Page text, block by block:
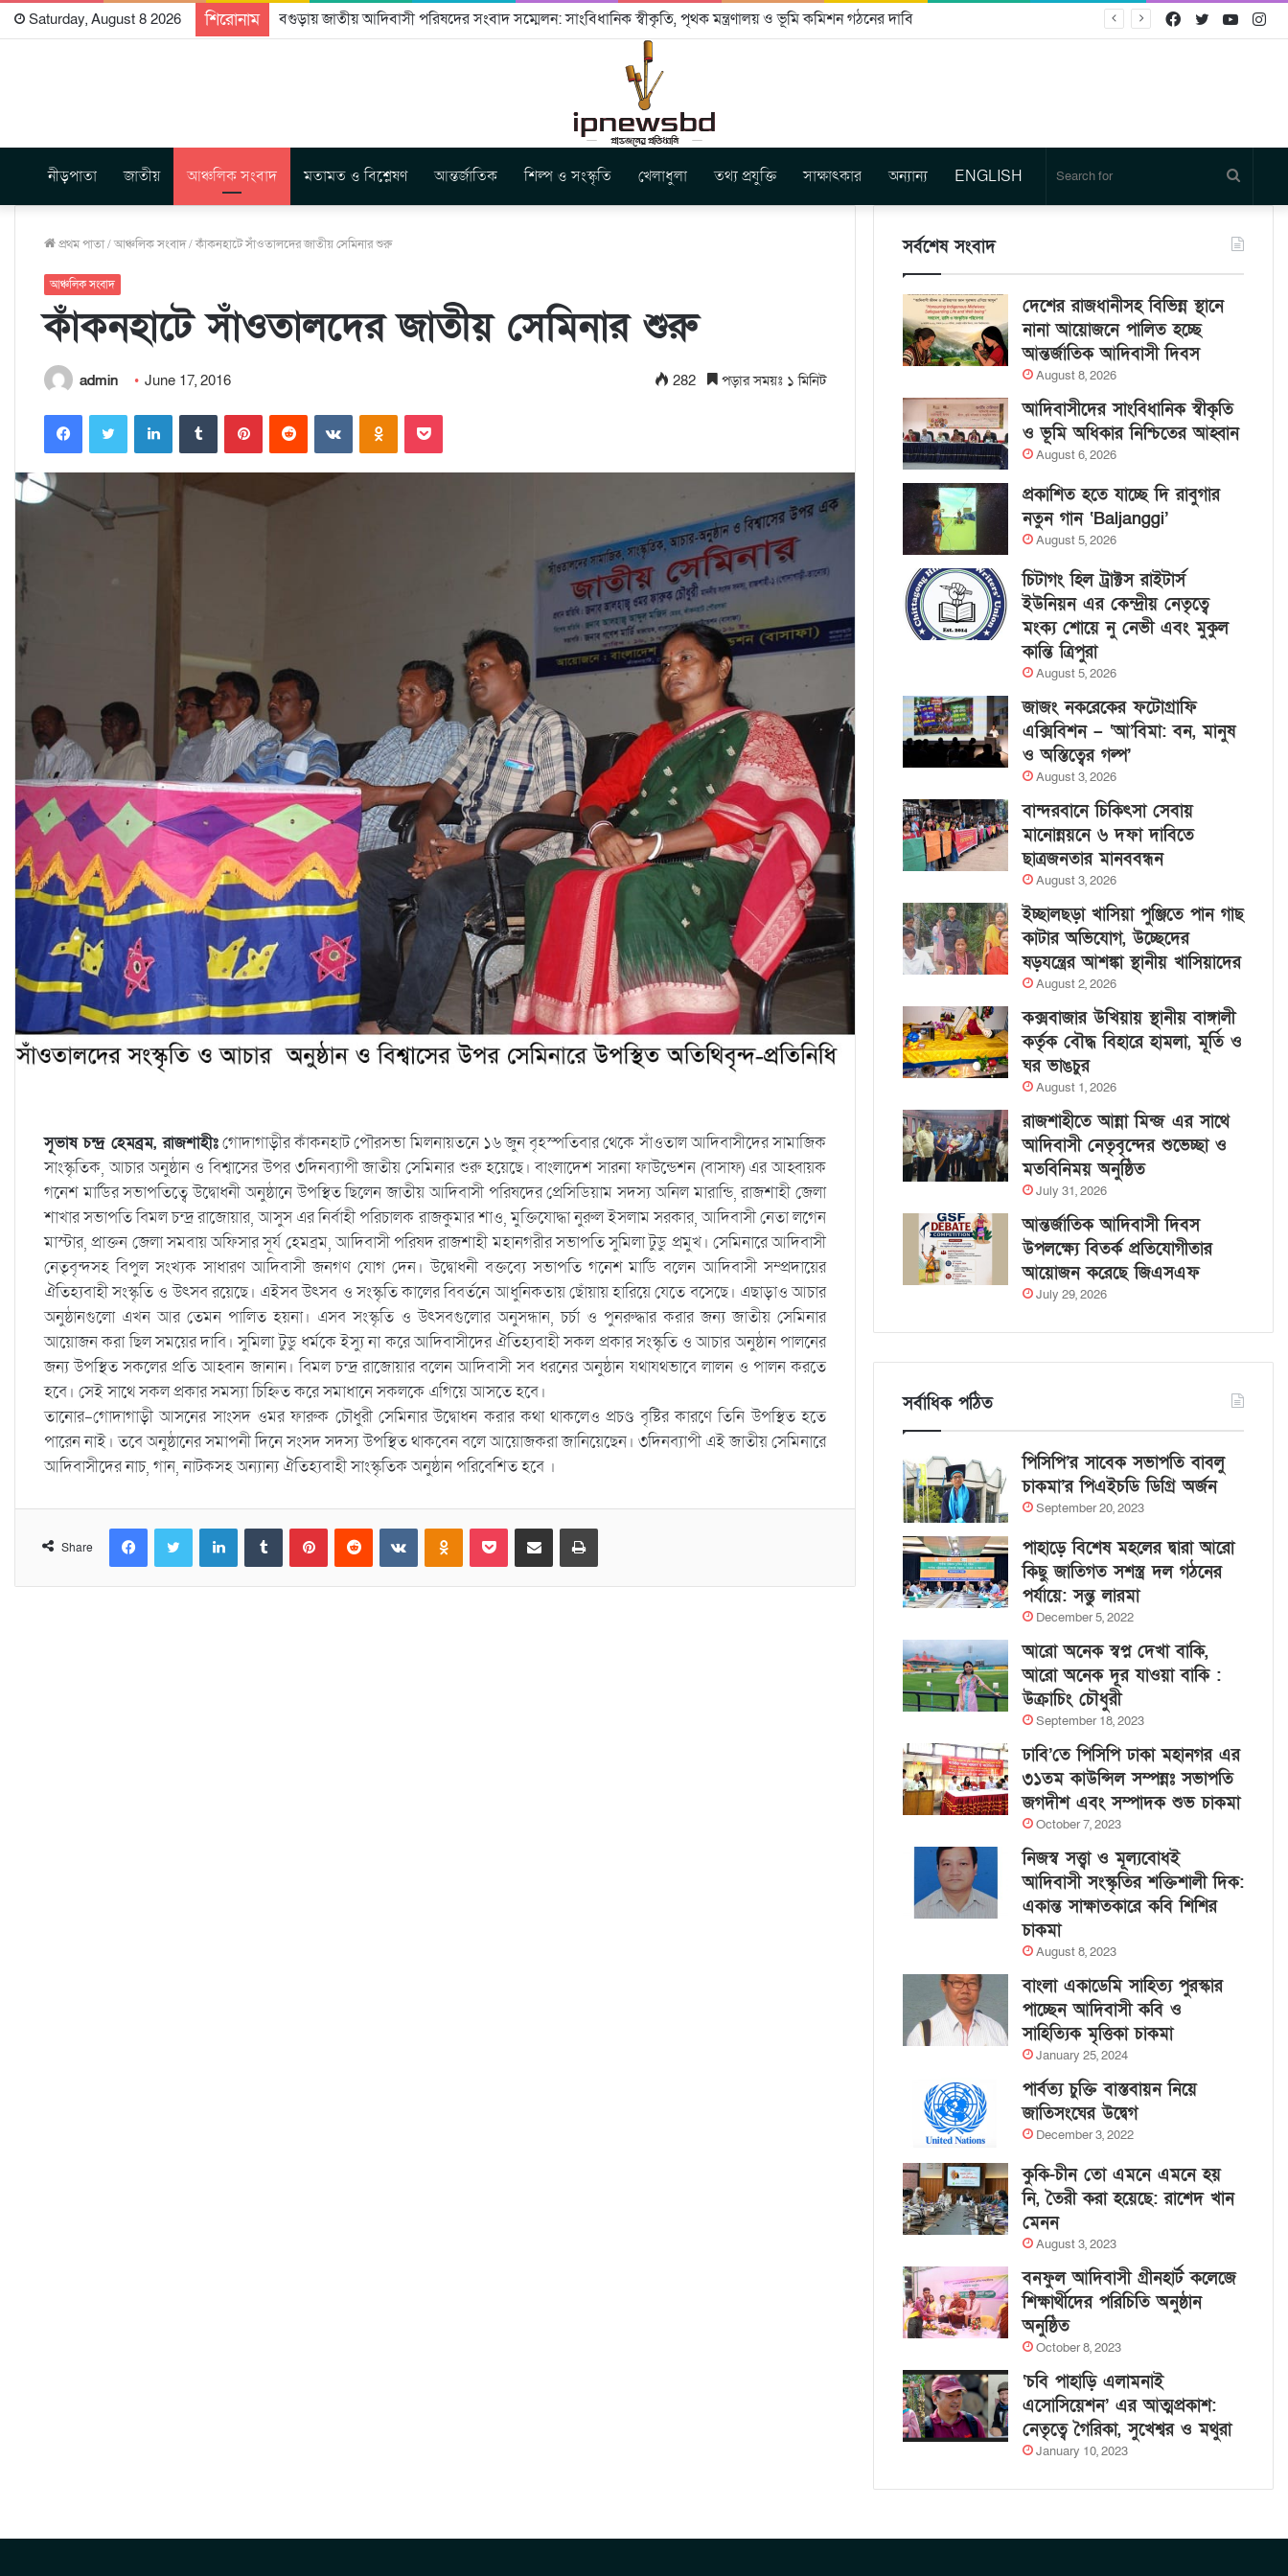
Saturday, August 8 2026 শিরোনাম বগুড়ায় জাতীয় আদিবাসী পরিষদের সংবাদ সম্মেলন: সাংবিধানিক স্বীকৃতি, পৃথক মন্ত্রণালয় ও ভূমি কমিশন গঠনের দাবি Twitter
Facebook
নীড়পাতা জাতীয় আঞ্চলিক সংবাদ মতামত ও বিশ্লেষণ আন্তর্জাতিক শিল্প ও সংস্কৃতি খেলাধুলা তথ্য প্রযুক্তি সাক্ষাৎকার অন্যান্য ENGLISH
for
প্রথম পাতা/আঞ্চলিক সংবাদ/কাঁকনহাটে সাঁওতালদের জাতীয় সেমিনার শুরু
আঞ্চলিক সংবাদ
কাঁকনহাটে সাঁওতালদের জাতীয় সেমিনার শুরু
admin June 17, 2016 282 পড়ার সময়ঃ ১ মিনিট
সূভাষ চন্দ্র হেমব্রম, রাজশাহীঃগোদাগাড়ীর কাঁকনহাট পৌরসভা মিলনায়তনে ১৬ জুন বৃহস্পতিবার থেকে সাঁওতাল আদিবাসীদের সামাজিক
সাংস্কৃতিক, আচার অনুষ্ঠান ও বিশ্বাসের উপর ৩দিনব্যাপী জাতীয় সেমিনার শুরু হয়েছে। বাংলাদেশ সারনা ফাউন্ডেশন (বাসাফ) এর আহ্বায়ক
গনেশ মার্ডির সভাপতিত্বে উদ্বোধনী অনুষ্ঠানে উপস্থিত ছিলেন জাতীয় আদিবাসী পরিষদের প্রেসিডিয়াম সদস্য অনিল মারান্ডি, রাজশাহী জেলা
শাখার সভাপতি বিমল চন্দ্র রাজোয়ার, আসুস এর নির্বাহী পরিচালক রাজকুমার শাও, মুক্তিযোদ্ধা নুরুল ইসলাম সরকার, আদিবাসী নেতা লগেন
মাস্টার, প্রাক্তন জেলা সমবায় অফিসার সূর্য হেমব্রম, আদিবাসী পরিষদ রাজশাহী মহানগরীর সভাপতি সুমিলা টুডু প্রমুখ। সেমিনারে আদিবাসী
নেতৃবৃন্দসহ বিপুল সংখ্যক সাধারণ আদিবাসী জনগণ যোগ দেন। উদ্বোধনী বক্তব্যে সভাপতি গনেশ মার্ডি বলেন আদিবাসী সম্প্রদায়ের
ঐতিহ্যবাহী সংস্কৃতি ও উৎসব রয়েছে। এইসব উৎসব ও সংস্কৃতি কালের বিবর্তনে আধুনিকতায় ছোঁয়ায় হারিয়ে যেতে বসেছে। এছাড়াও আচার
অনুষ্ঠানগুলো এখন আর তেমন পালিত হয়না। এসব সংস্কৃতি ও উৎসবগুলোর অনুসন্ধান, চর্চা ও পুনরুদ্ধার করার জন্য জাতীয় সেমিনার
আয়োজন করা ছিল সময়ের দাবি। সুমিলা টুডু ধর্মকে ইস্যু না করে আদিবাসীদের ঐতিহ্যবাহী সকল প্রকার সংস্কৃতি ও আচার অনুষ্ঠান পালনের
জন্য উপস্থিত সকলের প্রতি আহ্বান জানান। বিমল চন্দ্র রাজোয়ার বলেন আদিবাসী সব ধরনের অনুষ্ঠান যথাযথভাবে লালন ও পালন করতে
হবে। সেই সাথে সকল প্রকার সমস্যা চিহ্নিত করে সমাধানে সকলকে এগিয়ে আসতে হবে।
তানোর-গোদাগাড়ী আসনের সাংসদ ওমর ফারুক চৌধুরী সেমিনার উদ্বোধন করার কথা থাকলেও প্রচণ্ড বৃষ্টির কারণে তিনি উপস্থিত হতে
পারেন নাই। তবে অনুষ্ঠানের সমাপনী দিনে সংসদ সদস্য উপস্থিত থাকবেন বলে আয়োজকরা জানিয়েছেন। ৩দিনব্যাপী এই জাতীয় সেমিনারে
আদিবাসীদের নাচ, গান, নাটকসহ অন্যান্য ঐতিহ্যবাহী সাংস্কৃতিক অনুষ্ঠান পরিবেশিত হবে ।
Share
সর্বশেষ সংবাদ
দেশের রাজধানীসহ বিভিন্ন স্থানে
নানা আয়োজনে পালিত হচ্ছে
আন্তর্জাতিক আদিবাসী দিবস
August 8, 2026
আদিবাসীদের সাংবিধানিক স্বীকৃতি
ও ভূমি অধিকার নিশ্চিতের আহ্বান
August 6, 2026
প্রকাশিত হতে যাচ্ছে দি রাবুগার
নতুন গান ‘Baljanggi’
August 5, 2026
চিটাগং হিল ট্রাক্টস রাইটার্স
ইউনিয়ন এর কেন্দ্রীয় নেতৃত্বে
মংক্য শোয়ে নু নেভী এবং মুকুল
কান্তি ত্রিপুরা
August 5, 2026
জাজং নকরেকের ফটোগ্রাফি
এক্সিবিশন – ‘আ’বিমা: বন, মানুষ
ও অস্তিত্বের গল্প’
August 3, 2026
বান্দরবানে চিকিৎসা সেবায়
মানোন্নয়নে ৬ দফা দাবিতে
ছাত্রজনতার মানববন্ধন
August 3, 2026
ইচ্ছালছড়া খাসিয়া পুঞ্জিতে পান গাছ
কাটার অভিযোগ, উচ্ছেদের
ষড়যন্ত্রের আশঙ্কা স্থানীয় খাসিয়াদের
August 2, 2026
কক্সবাজার উখিয়ায় স্থানীয় বাঙ্গালী
কর্তৃক বৌদ্ধ বিহারে হামলা, মূর্তি ও
ঘর ভাঙচুর
August 1, 2026
রাজশাহীতে আন্না মিন্জ এর সাথে
আদিবাসী নেতৃবৃন্দের শুভেচ্ছা ও
মতবিনিময় অনুষ্ঠিত
July 31, 2026
আন্তর্জাতিক আদিবাসী দিবস
উপলক্ষ্যে বিতর্ক প্রতিযোগীতার
আয়োজন করেছে জিএসএফ
July 29, 2026
সর্বাধিক পঠিত
পিসিপি’র সাবেক সভাপতি বাবলু
চাকমা’র পিএইচডি ডিগ্রি অর্জন
September 20, 2023
পাহাড়ে বিশেষ মহলের দ্বারা আরো
কিছু জাতিগত সশস্ত্র দল গঠনের
পর্যায়ে: সন্তু লারমা
December 5, 2022
আরো অনেক স্বপ্ন দেখা বাকি,
আরো অনেক দূর যাওয়া বাকি :
উক্রাচিং চৌধুরী
September 18, 2023
ঢাবি’তে পিসিপি ঢাকা মহানগর এর
৩১তম কাউন্সিল সম্পন্নঃ সভাপতি
জগদীশ এবং সম্পাদক শুভ চাকমা
October 7, 2023
নিজস্ব সত্ত্বা ও মূল্যবোধই
আদিবাসী সংস্কৃতির শক্তিশালী দিক:
একান্ত সাক্ষাতকারে কবি শিশির
চাকমা
August 8, 2023
বাংলা একাডেমি সাহিত্য পুরস্কার
পাচ্ছেন আদিবাসী কবি ও
সাহিত্যিক মৃত্তিকা চাকমা
January 25, 2024
পার্বত্য চুক্তি বাস্তবায়ন নিয়ে
জাতিসংঘের উদ্বেগ
December 3, 2022
কুকি-চীন তো এমনে এমনে হয়
নি, তৈরী করা হয়েছে: রাশেদ খান
মেনন
August 3, 2023
বনফুল আদিবাসী গ্রীনহার্ট কলেজে
শিক্ষার্থীদের পরিচিতি অনুষ্ঠান
অনুষ্ঠিত
October 8, 2023
‘চবি পাহাড়ি এলামনাই
এসোসিয়েশন’ এর আত্মপ্রকাশ:
নেতৃত্বে গৈরিকা, সুখেশ্বর ও মথুরা
January 10, 2023